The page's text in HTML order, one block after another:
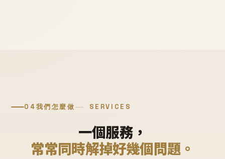
04我們怎麼做 SERVICES
一個服務，
常常同時解掉好幾個問題。